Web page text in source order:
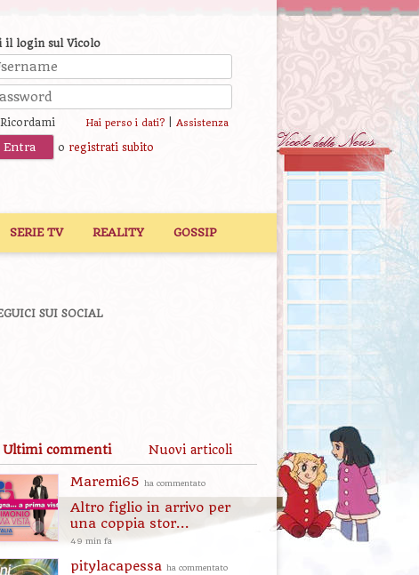
il login sul Vicolo
Hai perso i dati?| Assistenza
o registrati subito
SERIE TV REALITY GOSSIP
SUI SOCIAL
Ultimi commenti Nuovi articoli
Maremi65 ha commentato
Altro figlio in arrivo per
una coppia stor...
49 min fa
pitylacapessa ha commentato